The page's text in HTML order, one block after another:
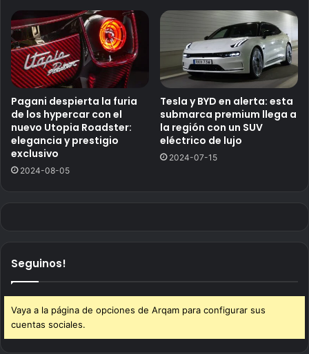
Pagani despierta la furia
de los hypercar con el
nuevo Utopia Roadster:
elegancia y prestigio
exclusivo
2024-08-05
Tesla y BYD en alerta: esta
submarca premium llega a
la región con un SUV
eléctrico de lujo
2024-07-15
Seguinos!
Vaya a la página de opciones de Arqam para configurar sus
cuentas sociales.